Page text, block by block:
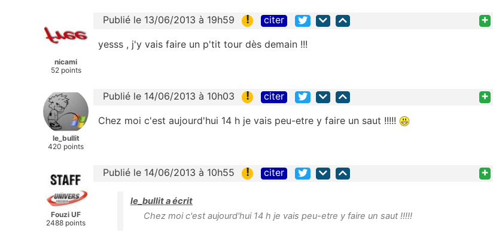
nicami
52 points
Publié le 13/06/2013 à 19h59 ! citer +
yesss , j'y vais faire un p'tit tour dès demain !!!
le_bullit
420 points
Publié le 14/06/2013 à 10h03 ! citer +
Chez moi c'est aujourd'hui 14 h je vais peu-etre y faire un saut !!!!!
Fouzi UF
2488 points
Publié le 14/06/2013 à 10h55 ! citer +
le_bullit a écrit
Chez moi c'est aujourd'hui 14 h je vais peu-etre y faire un saut !!!!!